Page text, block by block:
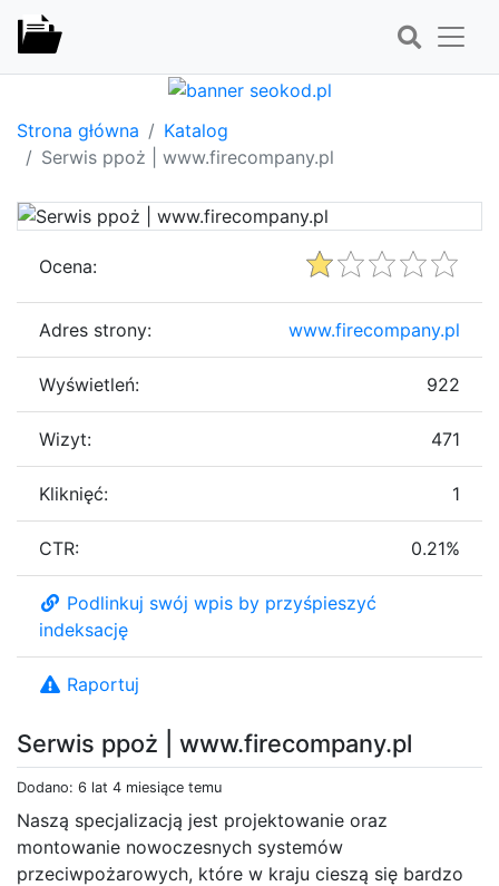
Strona główna
Katalog
Serwis ppoż | www.firecompany.pl
Serwis ppoż | www.firecompany.pl
Dodano: 6 lat 4 miesiące temu
Naszą specjalizacją jest projektowanie oraz
montowanie nowoczesnych systemów
przeciwpożarowych, które w kraju cieszą się bardzo
Ocena:
Adres strony: www.firecompany.pl
Wyświetleń: 922
Wizyt: 471
Kliknięć: 1
CTR: 0.21%
Podlinkuj swój wpis by przyśpieszyć
indeksację
Raportuj